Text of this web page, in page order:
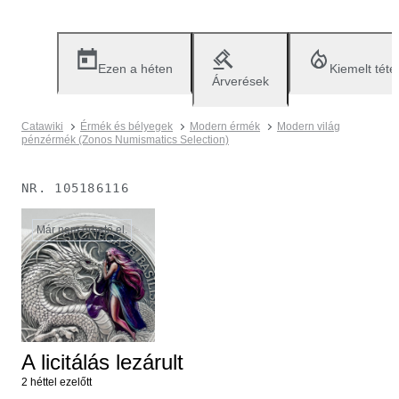
Ezen a héten
Árverések
Kiemelt
Catawiki Érmék és bélyegek Modern érmék
Modern világ
pénzérmék (Zonos Numismatics Selection)
NR. 105186116
Már nem érhető el.
A licitálás lezárult
2 héttel ezelőtt